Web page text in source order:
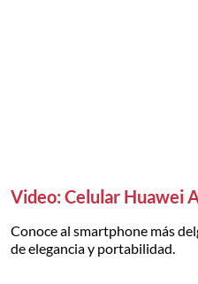
Video: Celular Huawei
Conoce al smartphone más
de elegancia y portabilidad.